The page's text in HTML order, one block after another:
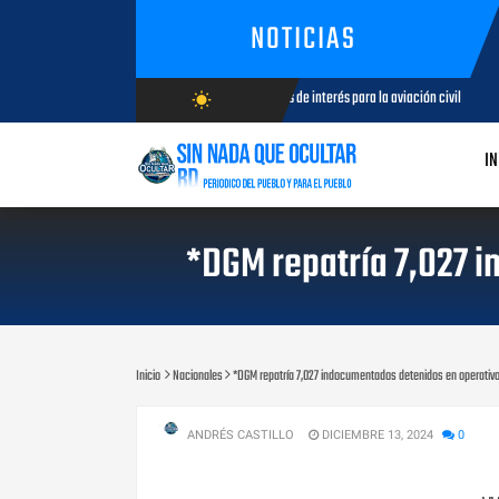
NOTICIAS
wb_sunny
AGOSTO/7/2026
de aeronaves analizan temas de interés para la aviación civil AGOSTO 05, 2026
*DGM repatría 7,027
Inicio Nacionales *DGM repatría 7,027 indocumentados detenidos en
ANDRÉS CASTILLO DICIEMBRE 13, 2024 0